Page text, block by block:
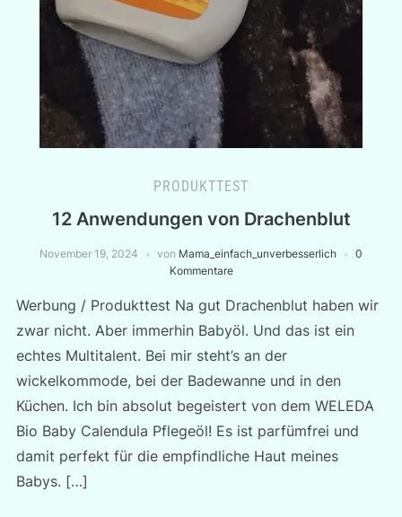
PRODUKTTEST
12 Anwendungen von Drachenblut
November 19, 2024 von Mama_einfach_unverbesserlich
0
Kommentare
Werbung / Produkttest Na gut Drachenblut haben wir
zwar nicht. Aber immerhin Babyöl. Und das ist ein
echtes Multitalent. Bei mir steht’s an der
wickelkommode, bei der Badewanne und in den
Küchen. Ich bin absolut begeistert von dem WELEDA
Bio Baby Calendula Pflegeöl! Es ist parfümfrei und
damit perfekt für die empfindliche Haut meines
Babys. […]